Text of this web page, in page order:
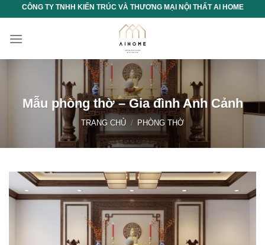
Chuyển
nội
CÔNG TY TNHH KIẾN TRÚC VÀ THƯƠNG MẠI NỘI THẤT AI HOME
Mẫu phòng thờ – Gia đình Anh Cảnh
TRANG CHỦ / PHÒNG THỜ